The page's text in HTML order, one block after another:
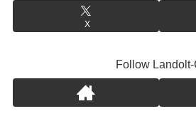
X
Follow Landolt-